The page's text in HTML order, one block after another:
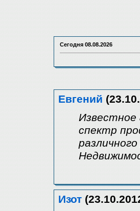
Сегодня 08.08.2026
Евгений
спектр
Изот